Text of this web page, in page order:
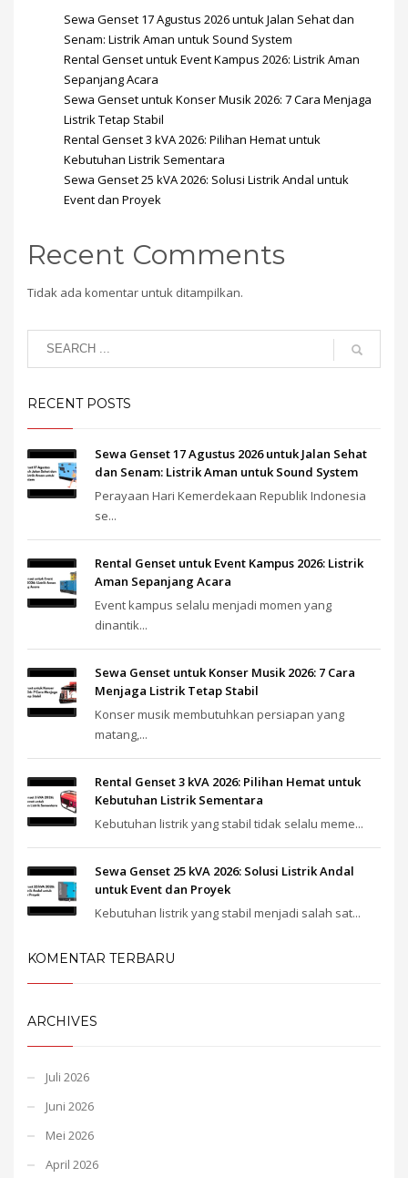
Sewa Genset 17 Agustus 2026 untuk Jalan Sehat dan
Senam: Listrik Aman untuk Sound System
Rental Genset untuk Event Kampus 2026: Listrik Aman
Sepanjang Acara
Sewa Genset untuk Konser Musik 2026: 7 Cara Menjaga
Listrik Tetap Stabil
Rental Genset 3 kVA 2026: Pilihan Hemat untuk
Kebutuhan Listrik Sementara
Sewa Genset 25 kVA 2026: Solusi Listrik Andal untuk
Event dan Proyek
Recent Comments
Tidak ada komentar untuk ditampilkan.
RECENT POSTS
Sewa Genset 17 Agustus 2026 untuk Jalan Sehat
dan Senam: Listrik Aman untuk Sound System
Perayaan Hari Kemerdekaan Republik Indonesia
se...
Rental Genset untuk Event Kampus 2026: Listrik
Aman Sepanjang Acara
Event kampus selalu menjadi momen yang
dinantik...
Sewa Genset untuk Konser Musik 2026: 7 Cara
Menjaga Listrik Tetap Stabil
Konser musik membutuhkan persiapan yang
matang,...
Rental Genset 3 kVA 2026: Pilihan Hemat untuk
Kebutuhan Listrik Sementara
Kebutuhan listrik yang stabil tidak selalu meme...
Sewa Genset 25 kVA 2026: Solusi Listrik Andal
untuk Event dan Proyek
Kebutuhan listrik yang stabil menjadi salah sat...
KOMENTAR TERBARU
ARCHIVES
Juli 2026
Juni 2026
Mei 2026
April 2026